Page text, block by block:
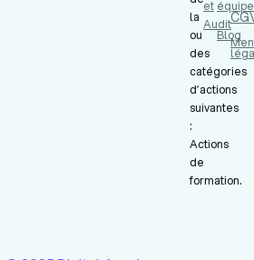
et
Audit
équipe
Blog
la
ou
des
catégories
d’actions
suivantes
:
Actions
de
formation.